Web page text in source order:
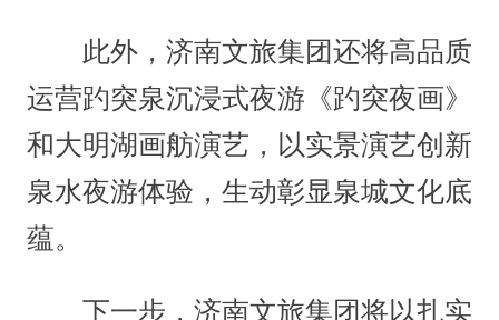
此外，济南文旅集团还将高品质
运营趵突泉沉浸式夜游《趵突夜画》
和大明湖画舫演艺，以实景演艺创新
泉水夜游体验，生动彰显泉城文化底
蕴。
下一步，济南文旅集团将以扎实